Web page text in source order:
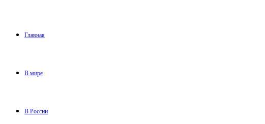
Главная
В мире
В России